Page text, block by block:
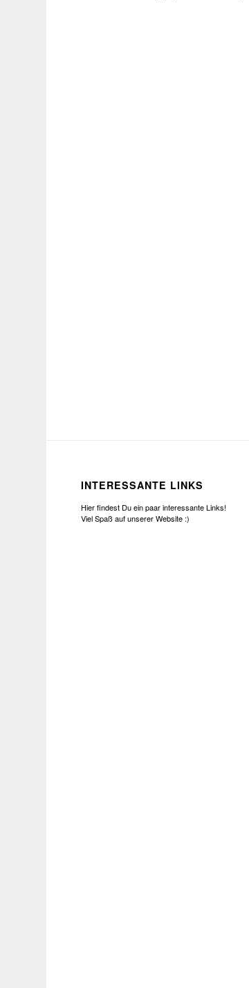
INTERESSANTE LINKS
Hier findest Du ein paar interessante Links!
Viel Spaß auf unserer Website :)